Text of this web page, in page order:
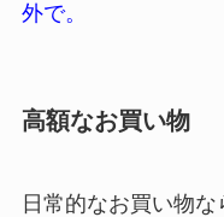
外で。
高額なお買い物
日常的なお買い物